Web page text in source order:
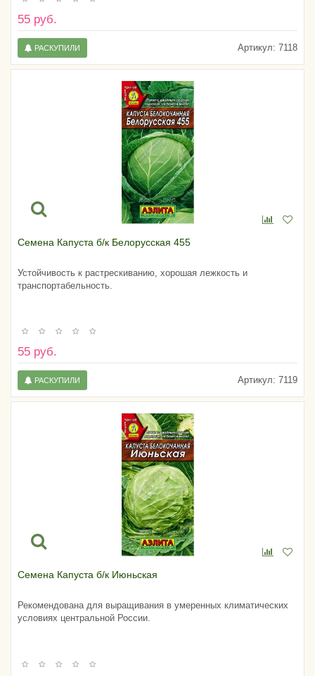
55 руб.
Артикул: 7118
РАСКУПИЛИ
Семена Капуста б/к Белорусская 455
Устойчивость к растрескиванию, хорошая лежкость и
транспортабельность.
55 руб.
Артикул: 7119
РАСКУПИЛИ
Семена Капуста б/к Июньская
Рекомендована для выращивания в умеренных климатических
условиях центральной России.